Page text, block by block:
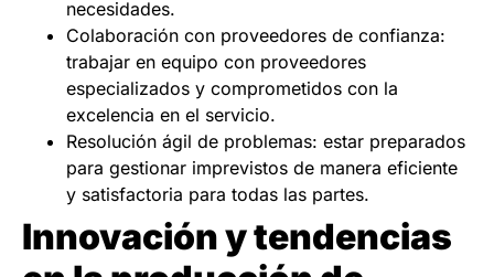
necesidades.
Colaboración con proveedores de confianza:
trabajar en equipo con proveedores
especializados y comprometidos con la
excelencia en el servicio.
Resolución ágil de problemas: estar preparados
para gestionar imprevistos de manera eficiente
y satisfactoria para todas las partes.
Innovación y tendencias